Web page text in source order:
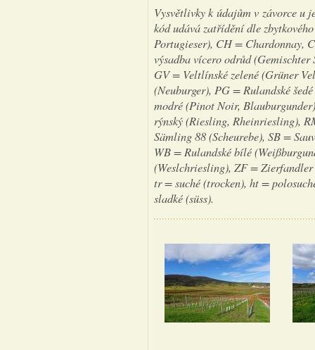
Vysvětlivky k údajům v závorce u
kód udává zatřídění dle
Portugieser), CH = Chardonnay,
výsadba vícero odrůd
GV = Veltlínské zelené (Grüner
(Neuburger), PG = Rulandské
modré (Pinot Noir,
rýnský (Riesling, Rheinriesling),
Sämling 88 (Scheurebe), SB =
WB = Rulandské bílé
(Weslchriesling), ZF =
tr = suché (trocken), ht =
sladké (süss).